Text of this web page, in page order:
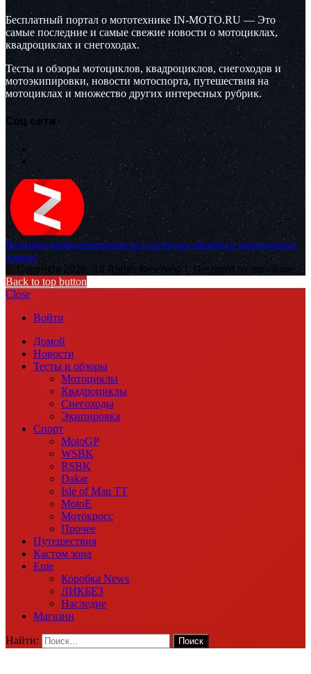
Бесплатный портал о мототехнике IN-MOTO.RU — Это
самые последние и самые свежие новости о мотоциклах,
квадроциклах и снегоходах.
Тесты и обзоры мотоциклов, квадроциклов, снегоходов и
мотоэкипировки, новости мотоспорта, путешествия на
мотоциклах и множество других интересных рубрик.
Соц.сети
Политика конфиденциальности и политика обработки персональных
данных
© Copyright 2026, All Rights Reserved |Designed by muvikone
Back to top button
Close
Войти
Домой
Новости
Тесты и обзоры
Мотоциклы
Квадроциклы
Снегоходы
Экипировка
Спорт
MotoGP
WSBK
RSBK
Dakar
Isle of Man TT
MotoE
Мотокросс
Прочее
Путешествия
Кастом зона
Еще
Коробка News
ЛИКБЕЗ
Наследие
Магазин
Найти: